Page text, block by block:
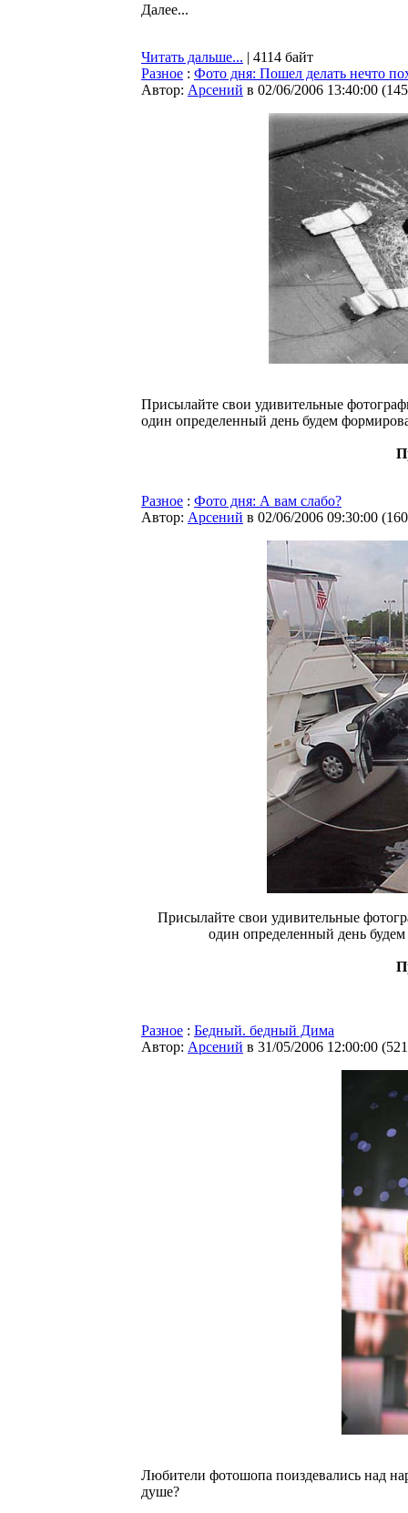
Далее...
Читать дальше... | 4114 байт
Разное : Фото дня: Пошел делать нечто
Автор: Арсений в 02/06/2006 13:40:00 (
Присылайте свои удивительные
один определенный день будем
Разное : Фото дня: А вам слабо?
Автор: Арсений в 02/06/2006 09:30:00 (
Присылайте свои удивительные
один определенный день
Разное : Бедный. бедный Дима
Автор: Арсений в 31/05/2006 12:00:00 (
Любители фотошопа поиздевались над
душе?